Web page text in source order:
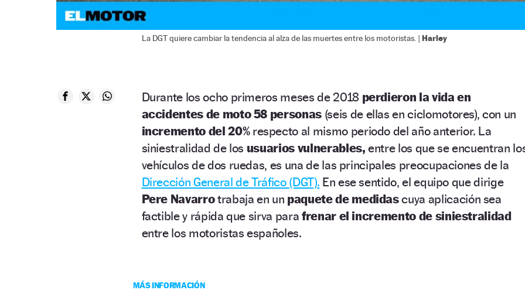
La DGT quiere cambiar la tendencia al alza de las muertes entre los motoristas. | Harley
Durante los ocho primeros meses de 2018 perdieron la vida en
accidentes de moto 58 personas (seis de ellas en ciclomotores), con un
incremento del 20%respecto al mismo periodo del año anterior. La
siniestralidad de los usuarios vulnerables, entre los que se encuentran
vehículos de dos ruedas, es una de las principales preocupaciones de la
Dirección General de Tráfico (DGT). En ese sentido, el equipo que dirige
Pere Navarrotrabaja en un paquete de medidascuya aplicación sea
factible y rápida que sirva para frenar el incremento de siniestralidad
entre los motoristas españoles.
MÁS INFORMACIÓN